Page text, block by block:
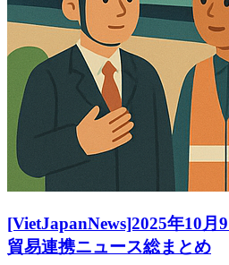
[VietJapanNews]2025年10
貿易連携ニュース総まとめ